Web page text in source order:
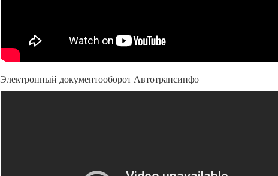
Электронный документооборот Автотрансинфо